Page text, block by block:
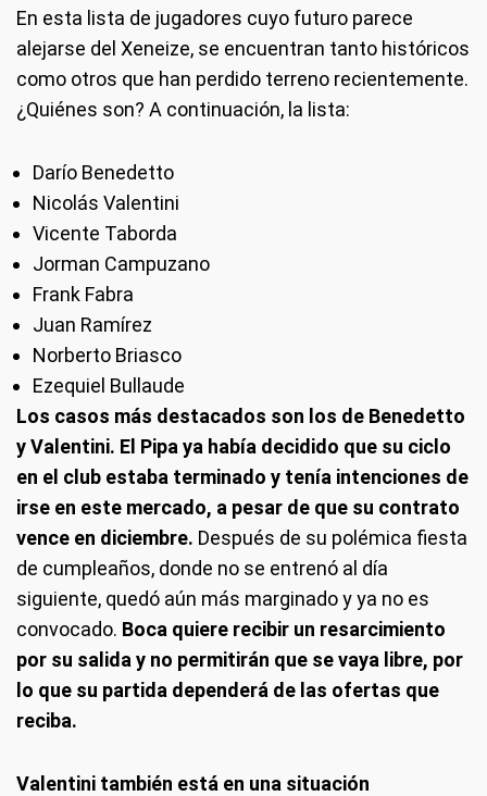
En esta lista de jugadores cuyo futuro parece
alejarse del Xeneize, se encuentran tanto históricos
como otros que han perdido terreno recientemente.
¿Quiénes son? A continuación, la lista:
Darío Benedetto
Nicolás Valentini
Vicente Taborda
Jorman Campuzano
Frank Fabra
Juan Ramírez
Norberto Briasco
Ezequiel Bullaude
Los casos más destacados son los de Benedetto
y Valentini. El Pipa ya había decidido que su ciclo
en el club estaba terminado y tenía intenciones de
irse en este mercado, a pesar de que su contrato
vence en diciembre. Después de su polémica fiesta
de cumpleaños, donde no se entrenó al día
siguiente, quedó aún más marginado y ya no es
convocado. Boca quiere recibir un resarcimiento
por su salida y no permitirán que se vaya libre, por
lo que su partida dependerá de las ofertas que
reciba.
Valentini también está en una situación